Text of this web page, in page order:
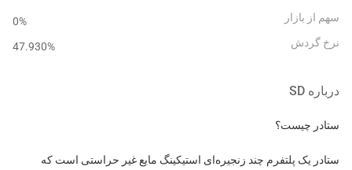
سهم از بازار
0%
نرخ گردش
47.930%
درباره SD
ستادر یک پلتفرم چند زنجیره‌ای استیکینگ مایع غیر حراستی است که